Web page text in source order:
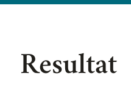
Resultat